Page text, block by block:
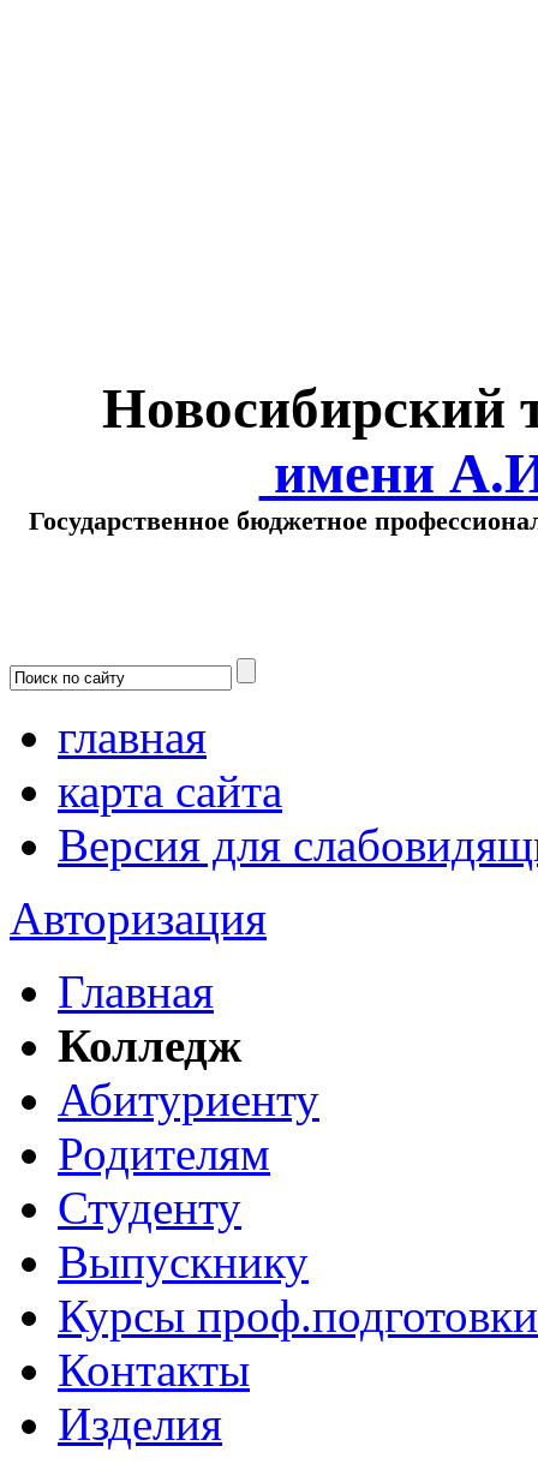
Новосибирский
имени
Государственное бюджетное
главная
карта сайта
Версия для
Авторизация
Главная
Колледж
Абитуриенту
Родителям
Студенту
Выпускнику
Курсы проф.подготовки
Контакты
Изделия